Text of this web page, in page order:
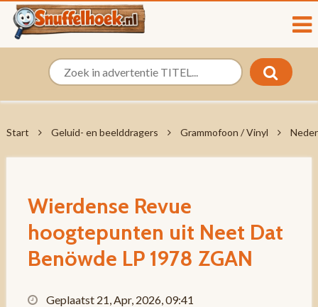
Start Geluid- en beelddragers Grammofoon / Vinyl
Wierdense Revue
hoogtepunten uit Neet Dat
Benöwde LP 1978 ZGAN
Geplaatst 21, Apr, 2026, 09:41